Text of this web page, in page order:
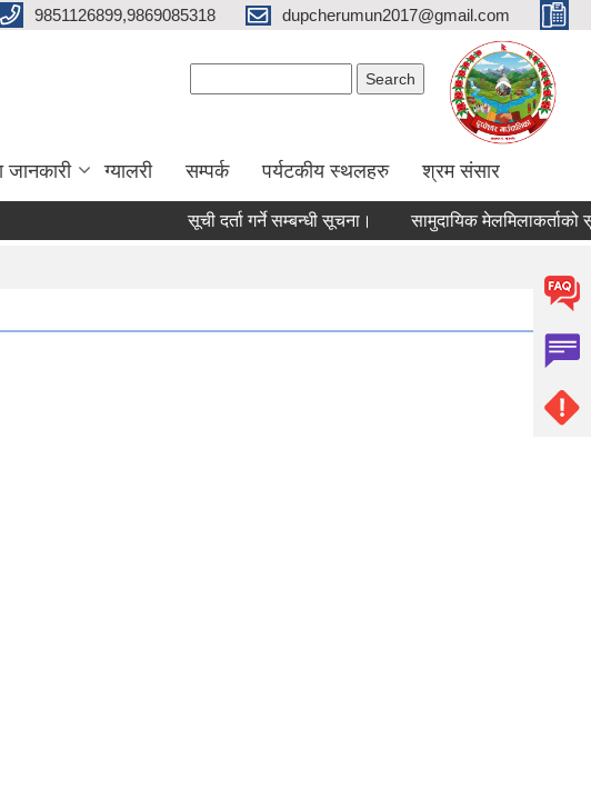
9851126899,9869085318 dupcherumun2017@gmail.com
ग्यालरी सम्पर्क पर्यटकीय स्थलहरु श्रम संसार
सूची दर्ता गर्ने सम्बन्धी सूचना। सामुदायिक मेलमिलाकर्ताको सूची